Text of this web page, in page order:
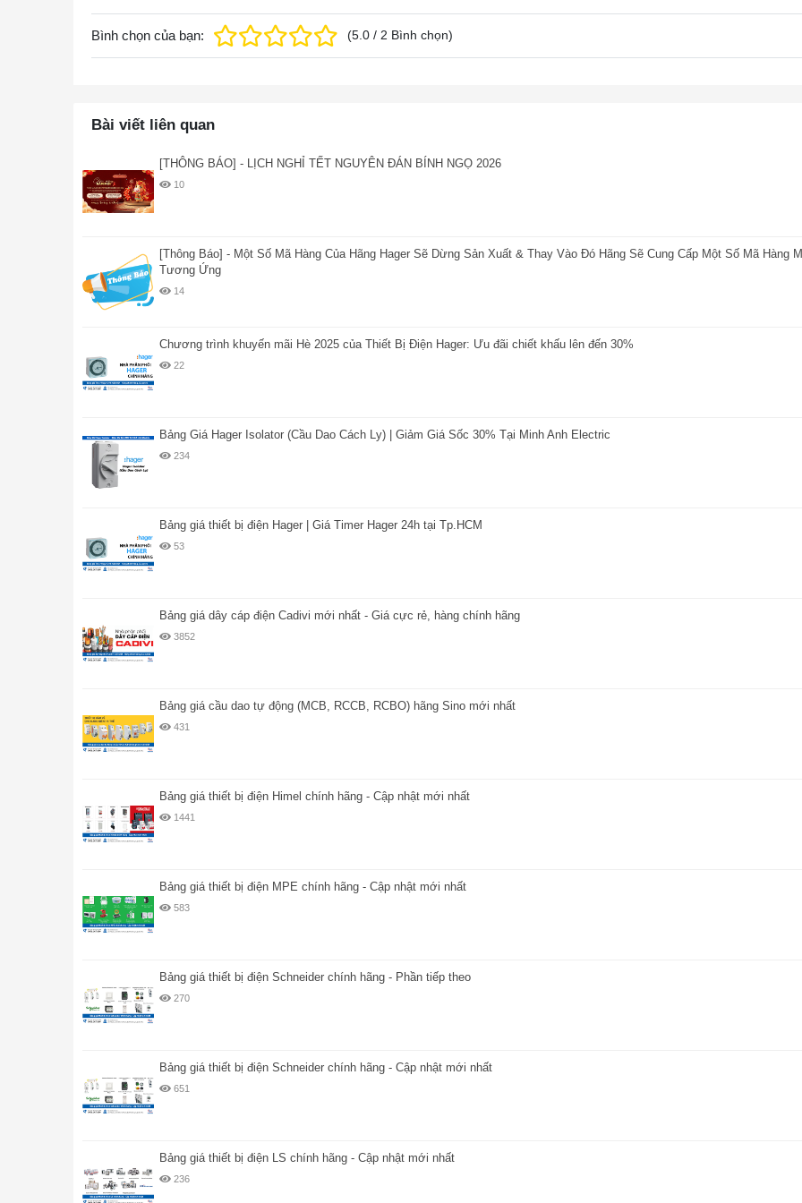
Bình chọn của bạn: (5.0 / 2 Bình chọn)
Bài viết liên quan
[THÔNG BÁO] - LỊCH NGHỈ TẾT NGUYÊN ĐÁN BÍNH NGỌ 2026
10
[Thông Báo] - Một Số Mã Hàng Của Hãng Hager Sẽ Dừng Sản Xuất & Thay Vào Đó Hãng Sẽ Cung Cấp Một Số Mã Hàng
Tương Ứng
14
Chương trình khuyến mãi Hè 2025 của Thiết Bị Điện Hager: Ưu đãi chiết khấu lên đến 30%
22
Bảng Giá Hager Isolator (Cầu Dao Cách Ly) | Giảm Giá Sốc 30% Tại Minh Anh Electric
234
Bảng giá thiết bị điện Hager | Giá Timer Hager 24h tại Tp.HCM
53
Bảng giá dây cáp điện Cadivi mới nhất - Giá cực rẻ, hàng chính hãng
3852
Bảng giá cầu dao tự động (MCB, RCCB, RCBO) hãng Sino mới nhất
431
Bảng giá thiết bị điện Himel chính hãng - Cập nhật mới nhất
1441
Bảng giá thiết bị điện MPE chính hãng - Cập nhật mới nhất
583
Bảng giá thiết bị điện Schneider chính hãng - Phần tiếp theo
270
Bảng giá thiết bị điện Schneider chính hãng - Cập nhật mới nhất
651
Bảng giá thiết bị điện LS chính hãng - Cập nhật mới nhất
236